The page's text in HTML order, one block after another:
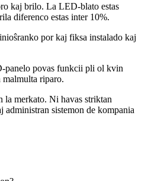
kaj brilo. La LED-blato estas
diferenco estas inter 10%.
por kaj fiksa instalado kaj
panelo povas funkcii pli ol kvin
riparo.
la merkato. Ni havas striktan
administran sistemon de kompania